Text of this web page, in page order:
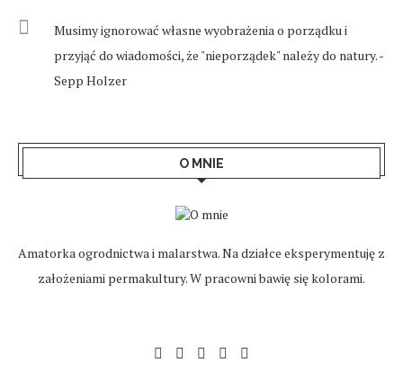
Musimy ignorować własne wyobrażenia o porządku i
przyjąć do wiadomości, że "nieporządek" należy do natury. -
Sepp Holzer
O MNIE
Amatorka ogrodnictwa i malarstwa. Na działce eksperymentuję z
założeniami permakultury. W pracowni bawię się kolorami.